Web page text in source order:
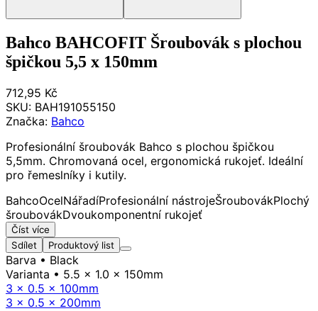
Bahco BAHCOFIT Šroubovák s plochou
špičkou 5,5 x 150mm
712,95 Kč
SKU: BAH191055150
Značka: Bahco
Profesionální šroubovák Bahco s plochou špičkou
5,5mm. Chromovaná ocel, ergonomická rukojeť. Ideální
pro řemeslníky i kutily.
BahcoOcelNářadíProfesionální nástrojeŠroubovákPlochý
šroubovákDvoukomponentní rukojeť
Číst více
Sdílet
Produktový list
Barva • Black
Varianta • 5.5 x 1.0 x 150mm
3 x 0.5 x 100mm
3 x 0.5 x 200mm